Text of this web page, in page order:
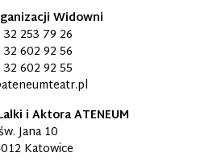
Widowni
32 253 79 26
32 602 92 56
32 602 92 55
i Aktora ATENEUM
Jana 10
Katowice